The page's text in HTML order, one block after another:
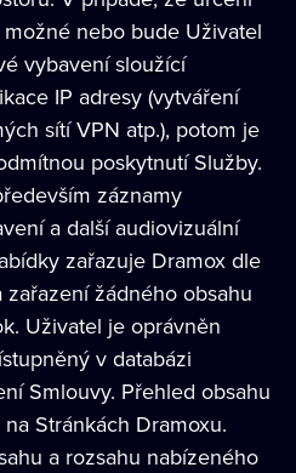
nebo bude Uživatel
vybavení sloužící
IP adresy (vytváření
sítí VPN atp.), potom je
poskytnutí Služby.
záznamy
a další audiovizuální
zařazuje Dramox dle
žádného obsahu
Uživatel je oprávněn
v databázi
Smlouvy. Přehled obsahu
Stránkách Dramoxu.
a rozsahu nabízeného